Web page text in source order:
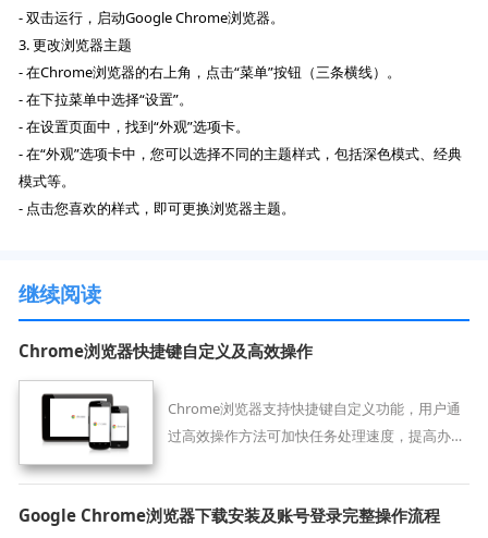
- 双击运行，启动Google Chrome浏览器。
3. 更改浏览器主题
- 在Chrome浏览器的右上角，点击“菜单”按钮（三条横线）。
- 在下拉菜单中选择“设置”。
- 在设置页面中，找到“外观”选项卡。
- 在“外观”选项卡中，您可以选择不同的主题样式，包括深色模式、经典
模式等。
- 点击您喜欢的样式，即可更换浏览器主题。
继续阅读
Chrome浏览器快捷键自定义及高效操作
Chrome浏览器支持快捷键自定义功能，用户通
过高效操作方法可加快任务处理速度，提高办公
Google Chrome浏览器下载安装及账号登录完整操作流程